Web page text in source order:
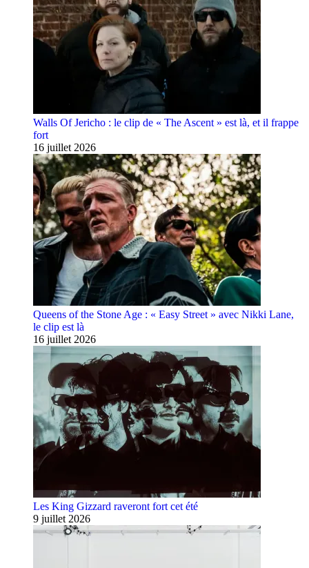
Walls Of Jericho : le clip de « The Ascent » est là, et il frappe
fort
16 juillet 2026
Queens of the Stone Age : « Easy Street » avec Nikki Lane,
le clip est là
16 juillet 2026
Les King Gizzard raveront fort cet été
9 juillet 2026